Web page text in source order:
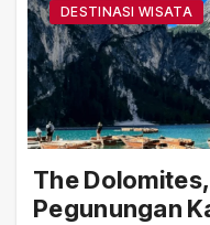
DESTINASI WISATA
The
Pegunungan